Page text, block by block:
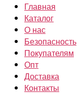
Главная
Каталог
О нас
Безопасность
Покупателям
Опт
Доставка
Контакты